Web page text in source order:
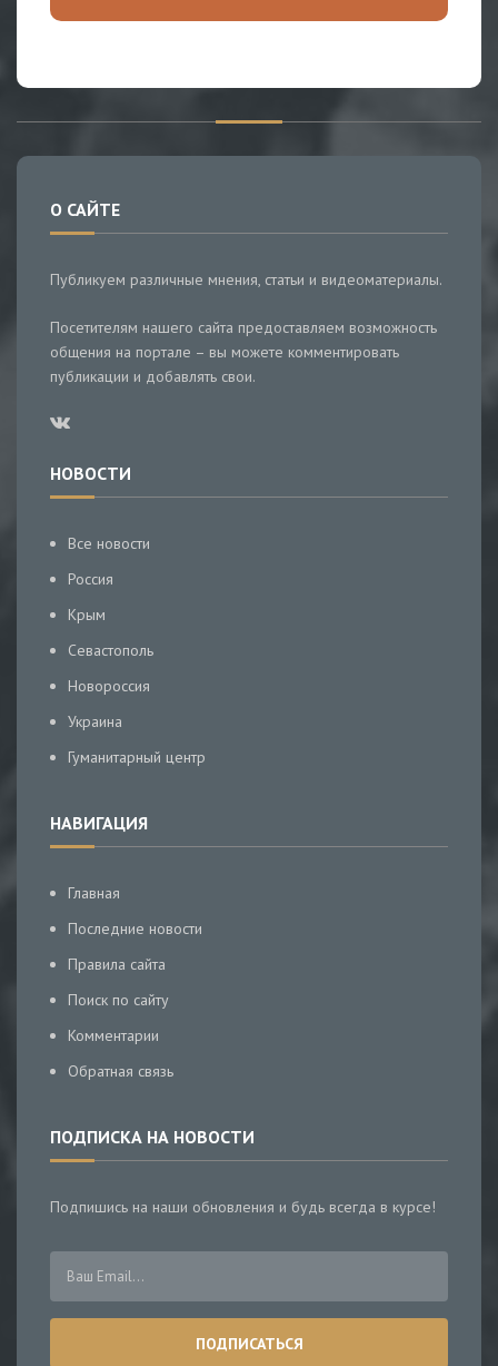
О САЙТЕ
Публикуем различные мнения, статьи и видеоматериалы.
Посетителям нашего сайта предоставляем возможность
общения на портале – вы можете комментировать
публикации и добавлять свои.
НОВОСТИ
Все новости
Россия
Крым
Севастополь
Новороссия
Украина
Гуманитарный центр
НАВИГАЦИЯ
Главная
Последние новости
Правила сайта
Поиск по сайту
Комментарии
Обратная связь
ПОДПИСКА НА НОВОСТИ
Подпишись на наши обновления и будь всегда в курсе!